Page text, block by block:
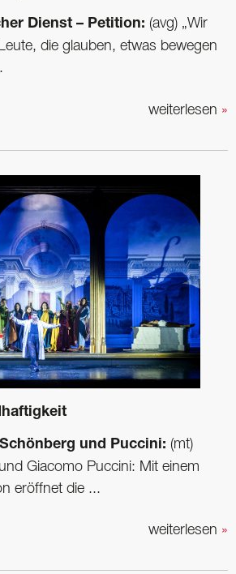
Dienst – Petition: (avg) „Wir
die glauben, etwas bewegen
weiterlesen »
und Puccini: (mt)
Giacomo Puccini: Mit einem
eröffnet die ...
weiterlesen »